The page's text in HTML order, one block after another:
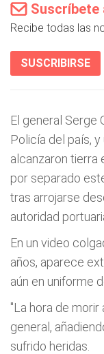
Suscríbete
Recibe todas las
SUSCRIBIRSE
El general Serge
Policía del país,
alcanzaron tierra
por separado
tras arrojarse
autoridad
En un video
años, aparece
aún en uniforme
"La hora de morir
general,
sufrido heridas.